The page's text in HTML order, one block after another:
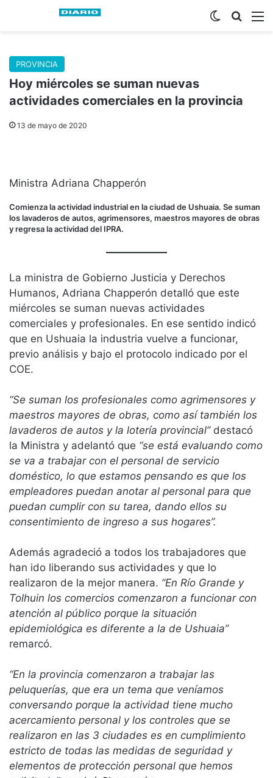
Buscar
Switch skin
PROVINCIA
Hoy miércoles se suman nuevas
actividades comerciales en la provincia
13 de mayo de 2020
Ministra Adriana Chapperón
Comienza la actividad industrial en la ciudad de Ushuaia. Se suman
los lavaderos de autos, agrimensores, maestros mayores de obras
y regresa la actividad del IPRA.
La ministra de Gobierno Justicia y Derechos
Humanos, Adriana Chapperón detalló que este
miércoles se suman nuevas actividades
comerciales y profesionales. En ese sentido indicó
que en Ushuaia la industria vuelve a funcionar,
previo análisis y bajo el protocolo indicado por el
COE.
“Se suman los profesionales como agrimensores y
maestros mayores de obras, como así también los
lavaderos de autos y la lotería provincial”destacó
la Ministra y adelantó que “se está evaluando como
se va a trabajar con el personal de servicio
doméstico, lo que estamos pensando es que los
empleadores puedan anotar al personal para que
puedan cumplir con su tarea, dando ellos su
consentimiento de ingreso a sus hogares”.
Además agradeció a todos los trabajadores que
han ido liberando sus actividades y que lo
realizaron de la mejor manera. “En Río Grande y
Tolhuin los comercios comenzaron a funcionar con
atención al público porque la situación
epidemiológica es diferente a la de Ushuaia”
remarcó.
“En la provincia comenzaron a trabajar las
peluquerías, que era un tema que veníamos
conversando porque la actividad tiene mucho
acercamiento personal y los controles que se
realizaron en las 3 ciudades es en cumplimiento
estricto de todas las medidas de seguridad y
elementos de protección personal que hemos